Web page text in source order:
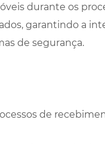
durante os
garantindo a
de segurança.
de